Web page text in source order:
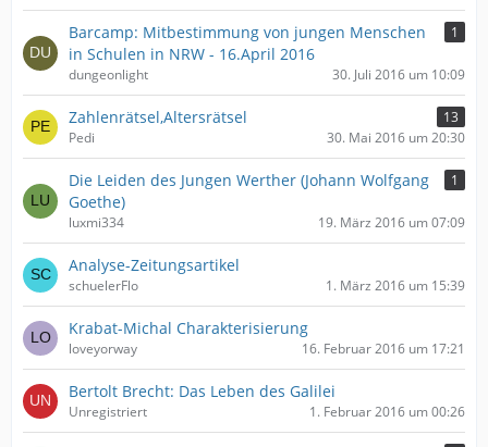
Barcamp: Mitbestimmung von jungen Menschen
in Schulen in NRW - 16.April 2016
1
dungeonlight 30. Juli 2016 um 10:09
Zahlenrätsel,Altersrätsel
13
Pedi
30. Mai 2016 um 20:30
Die Leiden des Jungen Werther (Johann Wolfgang
Goethe)
1
luxmi334 19. März 2016 um 07:09
Analyse-Zeitungsartikel
schuelerFlo 1. März 2016 um 15:39
Krabat-Michal Charakterisierung
loveyorway 16. Februar 2016 um 17:21
Bertolt Brecht: Das Leben des Galilei
Unregistriert 1. Februar 2016 um 00:26